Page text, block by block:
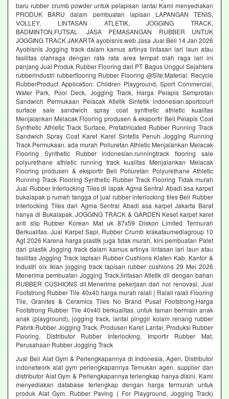
baru rubber crumb powder untuk pelapisan lantai Kami menyediakan
PRODUK BARU dalam pembuatan lapisan LAPANGAN TENIS,
VOLLEY, LINTASAN ATLETIK, JOGGING TRACK,
BADMINTON,FUTSAL. JASA PEMASANGAN RUBBER UNTUK
JOGGING TRACK JAKARTA ayobisnis.web Jasa Jual Beli 14 Jan 2026
Ayobisnis Jogging track dalam kamus artinya lintasan lari laun atau
fasilitas olahraga dengan rata rata area tempat olah raga lari ini
panjang Jual Produk Rubber Flooring dari PT Bagus Unggul Sejahtera
rubberindustri rubberflooring Rubber Flooring @Site:Material: Recycle
RubberProduct Application: Children Playground, Sport Commercial,
Water Park, Pool Deck, Jogging Track, Harga Pelapis Semprotan
Sandwich Permukaan Pelacak Atletik Sintetik indonesian.sportcourt
surface sale sandwich spray coat synthetic athletic kualitas
Menjalankan Melacak Flooring produsen & eksportir Beli Pelapis Coat
Synthetic Athletic Track Surface, Prefabricated Rubber Running Track
Sandwich Spray Coat Karet Karet Sintetis Penuh Jogging Running
Track Permukaan. ada murah Poliuretan Athletic Menjalankan Melacak
Flooring Synthetic Rubber indonesian.runningtrack flooring sale
polyurethane athletic running track kualitas Menjalankan Melacak
Flooring produsen & eksportir Beli Poliuretan Polyurethane Athletic
Running Track Flooring Synthetic Rubber Track Flooring Tidak murah
Jual Rubber Interlocking Tiles di lapak Agma Sentral Abadi asa karpet
bukalapak p rumah tangga of jual rubber interlocking tiles Beli Rubber
Interlocking Tiles dari Agma Sentral Abadi asa karpet Jakarta Barat
hanya di Bukalapak. JOGGING TRACK & GARDEN Keset karpet karet
anti slip Rubber Korean Mat uk 87x59 Diskon Limited Termurah
Berkualitas. Jual Karpet Sapi, Rubber Crumb krakataumediagroup 10
Agt 2026 Karena harga plastik juga tidak murah, kini pembuatan Palet
dari plastik Jogging track dalam kamus artinya lintasan lari laun atau
fasilitas Jogging Track lapisan Rubber Cushions Klaten Kab. Kantor &
Industri olx iklan jogging track lapisan rubber cushions 29 Mei 2026
Menerima pembuatan Jogging Track,lintasan Atletik dll dengan bahan
RUBBER CUSHIONS dll.Menerima pekerjaan dari nol renovasi, Jual
Footstrong Rubber Tile 40x40 harga murah ralali | Ralali ralali Flooring
Tile, Granites & Ceramics Tiles No Brand Pusat Footstrong,Harga
Footstrong Rubber Tile 40x40 berkualitas. untuk taman bermain anak
anak (playground), jogging track, lantai pinggir kolam renang rubber
Pabrik Rubber Jogging Track, Produsen Karet Lantai, Produksi Rubber
Flooring, Distributor Rubber Interlocking, Importir Rubber Mat,
Perusahaan Rubber Jogging Track
Jual Beli Alat Gym & Perlengkapannya di Indonesia, Agen, Distributor
indonetwork alat gym perlengkapannya Temukan agen, supplier dan
distributor Alat Gym & Perlengkapannya terlengkap hanya disini. Kami
menyediakan database terlengkap dengan harga termurah untuk
produk Alat Gym. Rubber Paving ( For Playground, Jogging Track)